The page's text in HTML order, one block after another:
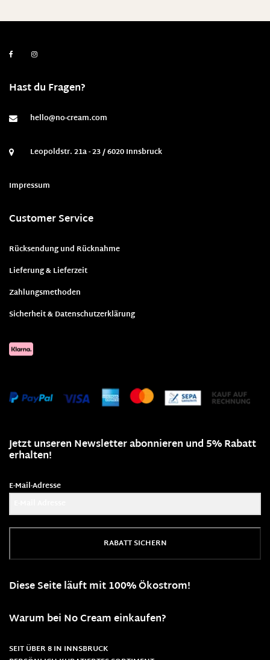
Hast du Fragen?
hello@no-cream.com
Leopoldstr. 21a - 23 / 6020 Innsbruck
Impressum
Customer Service
Rücksendung und Rücknahme
Lieferung & Lieferzeit
Zahlungsmethoden
Sicherheit & Datenschutzerklärung
Jetzt unseren Newsletter abonnieren und 5% Rabatt
erhalten!
E-Mail-Adresse
RABATT SICHERN
Diese Seite läuft mit 100% Ökostrom!
Warum bei No Cream einkaufen?
SEIT ÜBER 8 IN INNSBRUCK